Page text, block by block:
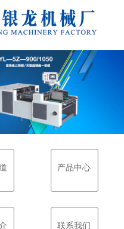
产品中心
联系我们